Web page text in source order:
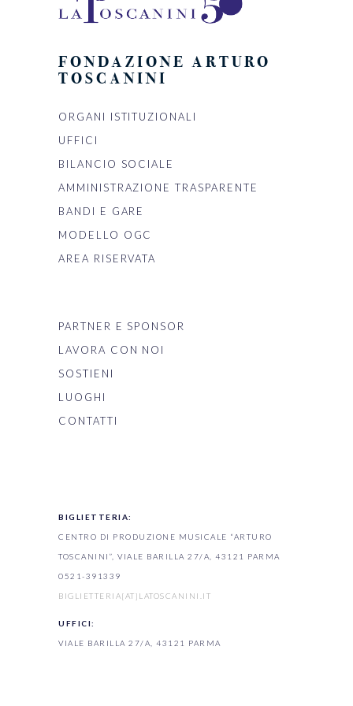
FONDAZIONE ARTURO
TOSCANINI
ORGANI ISTITUZIONALI
UFFICI
BILANCIO SOCIALE
AMMINISTRAZIONE TRASPARENTE
BANDI E GARE
MODELLO OGC
AREA RISERVATA
PARTNER E SPONSOR
LAVORA CON NOI
SOSTIENI
LUOGHI
CONTATTI
BIGLIETTERIA:
CENTRO DI PRODUZIONE MUSICALE “ARTURO
TOSCANINI”, VIALE BARILLA 27/A, 43121 PARMA
0521-391339
BIGLIETTERIA[AT]LATOSCANINI.IT
UFFICI:
VIALE BARILLA 27/A, 43121 PARMA